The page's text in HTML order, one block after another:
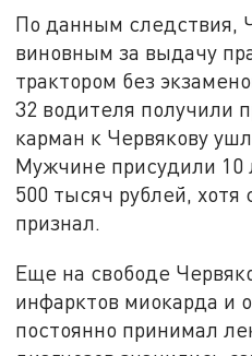
По данным следствия,
виновным за выдачу
трактором без
32 водителя получили
карман к Червякову
Мужчине присудили 10
500 тысяч рублей, хотя
признал.
Еще на свободе
инфарктов миокарда и
постоянно принимал